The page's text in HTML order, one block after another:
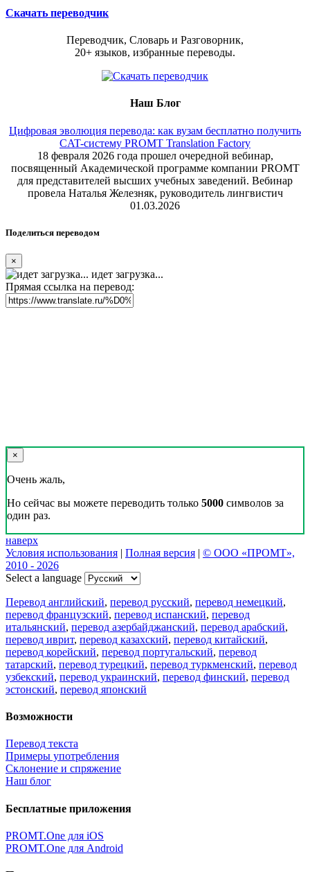
Скачать переводчик
Переводчик, Словарь и Разговорник,
20+ языков, избранные переводы.
Наш Блог
Цифровая эволюция перевода: как вузам бесплатно получить
CAT-систему PROMT Translation Factory
18 февраля 2026 года прошел очередной вебинар,
посвященный Академической программе компании PROMT
для представителей высших учебных заведений. Вебинар
провела Наталья Железняк, руководитель лингвистич
01.03.2026
Поделиться переводом
×
идет загрузка...
Прямая ссылка на перевод:
×
Очень жаль,
Но сейчас вы можете переводить только 5000 символов за
один раз.
наверх
Условия использования | Полная версия | © ООО «ПРОМТ»,
2010 - 2026
Select a language
Перевод английский, перевод русский, перевод немецкий,
перевод французский, перевод испанский, перевод
итальянский, перевод азербайджанский, перевод арабский,
перевод иврит, перевод казахский, перевод китайский,
перевод корейский, перевод португальский, перевод
татарский, перевод турецкий, перевод туркменский, перевод
узбекский, перевод украинский, перевод финский, перевод
эстонский, перевод японский
Возможности
Перевод текста
Примеры употребления
Склонение и спряжение
Наш блог
Бесплатные приложения
PROMT.One для iOS
PROMT.One для Android